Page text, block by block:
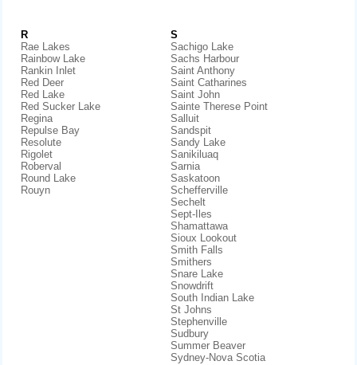
R
Rae Lakes
Rainbow Lake
Rankin Inlet
Red Deer
Red Lake
Red Sucker Lake
Regina
Repulse Bay
Resolute
Rigolet
Roberval
Round Lake
Rouyn
S
Sachigo Lake
Sachs Harbour
Saint Anthony
Saint Catharines
Saint John
Sainte Therese Point
Salluit
Sandspit
Sandy Lake
Sanikiluaq
Sarnia
Saskatoon
Schefferville
Sechelt
Sept-Iles
Shamattawa
Sioux Lookout
Smith Falls
Smithers
Snare Lake
Snowdrift
South Indian Lake
St Johns
Stephenville
Sudbury
Summer Beaver
Sydney-Nova Scotia